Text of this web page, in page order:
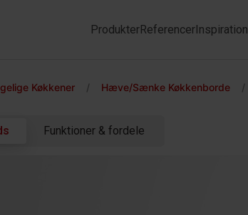
ProdukterReferencerInspiration
Køkkener / Hæve/Sænke Køkkenborde /
Funktioner & fordele